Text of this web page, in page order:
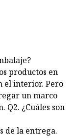
productos en
el interior. Pero
un marco
Q2. ¿Cuáles son
de la entrega.